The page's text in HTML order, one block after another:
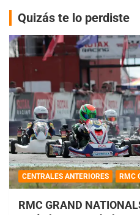
Quizás te lo perdiste
CENTRALES ANTERIORES RMC
RMC GRAND